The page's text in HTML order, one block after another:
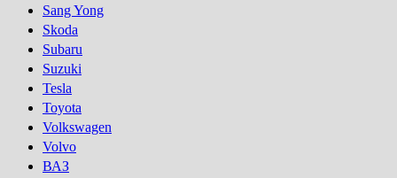
Sang Yong
Skoda
Subaru
Suzuki
Tesla
Toyota
Volkswagen
Volvo
ВАЗ